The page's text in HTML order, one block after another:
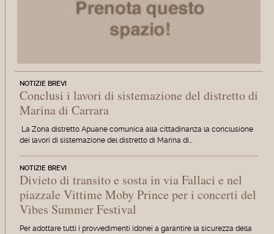
NOTIZIE BREVI
Conclusi i lavori di sistemazione del distretto di
Marina di Carrara
La Zona distretto Apuane comunica alla cittadinanza la conclusione
dei lavori di sistemazione del distretto di Marina di…
NOTIZIE BREVI
Divieto di transito e sosta in via Fallaci e nel
piazzale Vittime Moby Prince per i concerti del
Vibes Summer Festival
Per adottare tutti i provvedimenti idonei a garantire la sicurezza della